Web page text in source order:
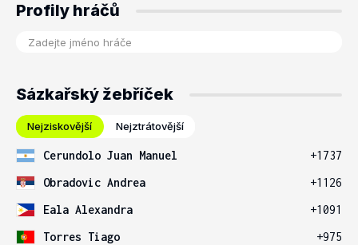
Profily hráčů
Sázkařský žebříček
Nejziskovější Nejztrátovější
Cerundolo Juan Manuel
+1737
Obradovic Andrea
+1126
Eala Alexandra
+1091
Torres Tiago
+975